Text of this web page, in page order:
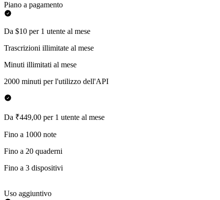
Piano a pagamento
Da $10 per 1 utente al mese
Trascrizioni illimitate al mese
Minuti illimitati al mese
2000 minuti per l'utilizzo dell'API
Da ₹449,00 per 1 utente al mese
Fino a 1000 note
Fino a 20 quaderni
Fino a 3 dispositivi
Uso aggiuntivo